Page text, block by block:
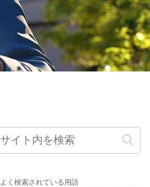
よく検索されている用語